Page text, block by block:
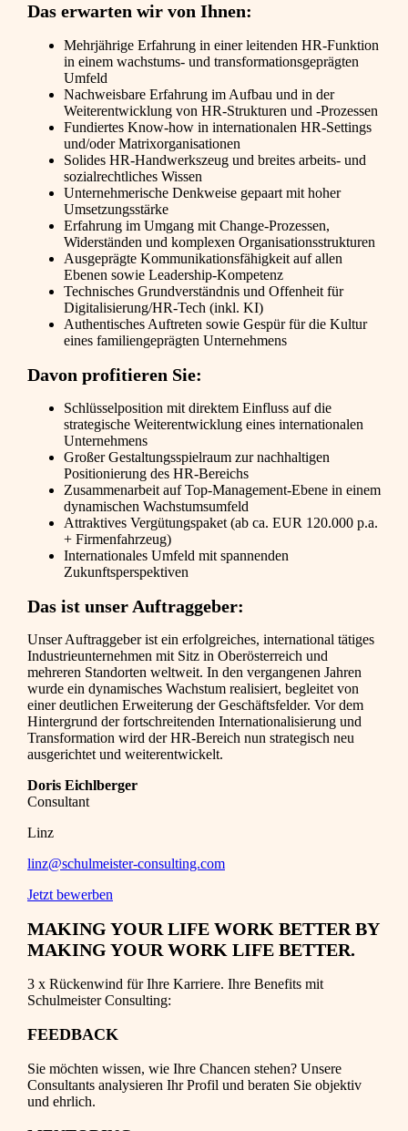
Das erwarten wir von Ihnen:
Mehrjährige Erfahrung in einer leitenden HR-Funktion
in einem wachstums- und transformationsgeprägten
Umfeld
Nachweisbare Erfahrung im Aufbau und in der
Weiterentwicklung von HR-Strukturen und -Prozessen
Fundiertes Know-how in internationalen HR-Settings
und/oder Matrixorganisationen
Solides HR-Handwerkszeug und breites arbeits- und
sozialrechtliches Wissen
Unternehmerische Denkweise gepaart mit hoher
Umsetzungsstärke
Erfahrung im Umgang mit Change-Prozessen,
Widerständen und komplexen Organisationsstrukturen
Ausgeprägte Kommunikationsfähigkeit auf allen
Ebenen sowie Leadership-Kompetenz
Technisches Grundverständnis und Offenheit für
Digitalisierung/HR-Tech (inkl. KI)
Authentisches Auftreten sowie Gespür für die Kultur
eines familiengeprägten Unternehmens
Davon profitieren Sie:
Schlüsselposition mit direktem Einfluss auf die
strategische Weiterentwicklung eines internationalen
Unternehmens
Großer Gestaltungsspielraum zur nachhaltigen
Positionierung des HR-Bereichs
Zusammenarbeit auf Top-Management-Ebene in einem
dynamischen Wachstumsumfeld
Attraktives Vergütungspaket (ab ca. EUR 120.000 p.a.
+ Firmenfahrzeug)
Internationales Umfeld mit spannenden
Zukunftsperspektiven
Das ist unser Auftraggeber:
Unser Auftraggeber ist ein erfolgreiches, international tätiges
Industrieunternehmen mit Sitz in Oberösterreich und
mehreren Standorten weltweit. In den vergangenen Jahren
wurde ein dynamisches Wachstum realisiert, begleitet von
einer deutlichen Erweiterung der Geschäftsfelder. Vor dem
Hintergrund der fortschreitenden Internationalisierung und
Transformation wird der HR-Bereich nun strategisch neu
ausgerichtet und weiterentwickelt.
Doris Eichlberger
Consultant
Linz
linz@schulmeister-consulting.com
Jetzt bewerben
MAKING YOUR LIFE WORK BETTER BY
MAKING YOUR WORK LIFE BETTER.
3 x Rückenwind für Ihre Karriere. Ihre Benefits mit
Schulmeister Consulting:
FEEDBACK
Sie möchten wissen, wie Ihre Chancen stehen? Unsere
Consultants analysieren Ihr Profil und beraten Sie objektiv
und ehrlich.